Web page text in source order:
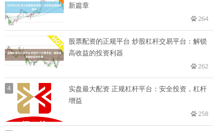
新篇章
264
股票配资的正规平台 炒股杠杆交易平台：解锁
高收益的投资利器
262
4
实盘最大配资 正规杠杆平台：安全投资，杠杆
增益
258